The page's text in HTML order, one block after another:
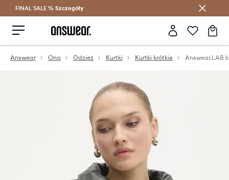
Oszczędzaj z Answear Club >
FINAL SALE % Szczegóły
Answear Ona Odzież Kurtki Kurtki krótkie Answear.LAB